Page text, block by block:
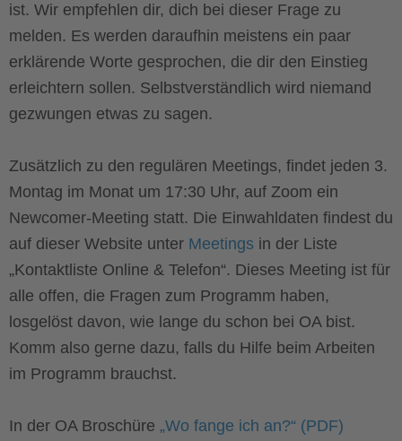
ist. Wir empfehlen dir, dich bei dieser Frage zu
melden. Es werden daraufhin meistens ein paar
erklärende Worte gesprochen, die dir den Einstieg
erleichtern sollen. Selbstverständlich wird niemand
gezwungen etwas zu sagen.
Zusätzlich zu den regulären Meetings, findet jeden 3.
Montag im Monat um 17:30 Uhr, auf Zoom ein
Newcomer-Meeting statt. Die Einwahldaten findest du
auf dieser Website unter Meetings in der Liste
„Kontaktliste Online & Telefon“. Dieses Meeting ist für
alle offen, die Fragen zum Programm haben,
losgelöst davon, wie lange du schon bei OA bist.
Komm also gerne dazu, falls du Hilfe beim Arbeiten
im Programm brauchst.
In der OA Broschüre „Wo fange ich an?“ (PDF)